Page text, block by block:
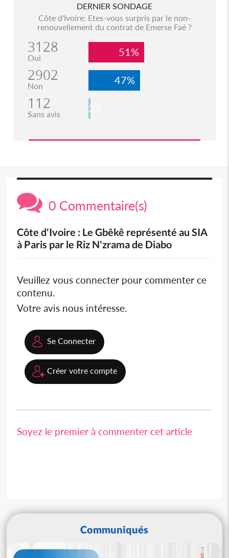
DERNIER SONDAGE
Côte d'Ivoire: Etes-vous surpris par le non-
renouvellement du contrat de Emerse Faé ?
3128
Oui 51%
2902
Non 47%
112
Sans avis 2%
0 Commentaire(s)
Côte d'Ivoire : Le Gbêkê représenté au SIA
à Paris par le Riz N'zrama de Diabo
Veuillez vous connecter pour commenter ce
contenu.
Votre avis nous intéresse.
Se Connecter
Créer votre compte
Soyez le premier à commenter cet article
Communiqués